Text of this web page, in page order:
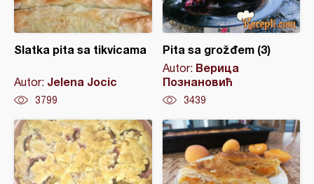
Slatka pita sa tikvicama
Autor: Jelena Jocic
3799
Pita sa grožđem (3)
Autor: Верица
Познановић
3439